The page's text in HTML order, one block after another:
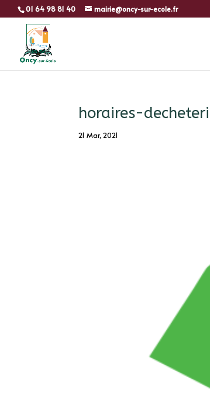
01 64 98 81 40 mairie@oncy-sur-ecole.fr
horaires-
21 Mar, 2021